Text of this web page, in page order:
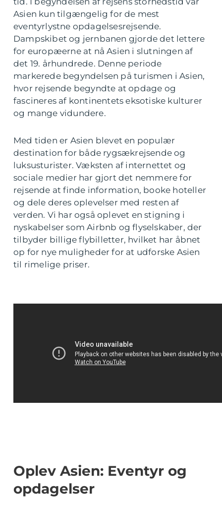
Asien kun tilgængelig for de mest
eventyrlystne opdagelsesrejsende.
Dampskibet og jernbanen gjorde det lettere
for europæerne at nå Asien i slutningen af
det 19. århundrede. Denne periode
markerede begyndelsen på turismen i Asien,
hvor rejsende begyndte at opdage og
fascineres af kontinentets eksotiske kulturer
og mange vidundere.
Med tiden er Asien blevet en populær
destination for både rygsækrejsende og
luksusturister. Væksten af internettet og
sociale medier har gjort det nemmere for
rejsende at finde information, booke hoteller
og dele deres oplevelser med resten af
verden. Vi har også oplevet en stigning i
nyskabelser som Airbnb og flyselskaber, der
tilbyder billige flybilletter, hvilket har åbnet
op for nye muligheder for at udforske Asien
til rimelige priser.
Oplev Asien: Eventyr og
opdagelser